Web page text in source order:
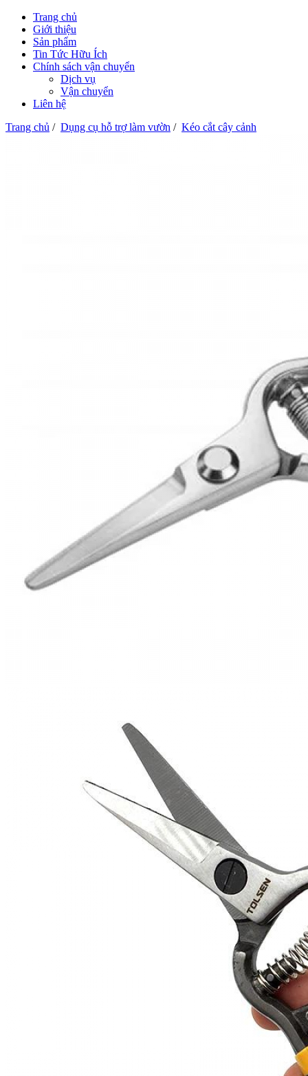
Trang chủ
Giới thiệu
Sản phẩm
Tin Tức Hữu Ích
Chính sách vận chuyển
Dịch vụ
Vận chuyển
Liên hệ
Trang chủ / Dụng cụ hỗ trợ làm vườn / Kéo cắt cây cảnh